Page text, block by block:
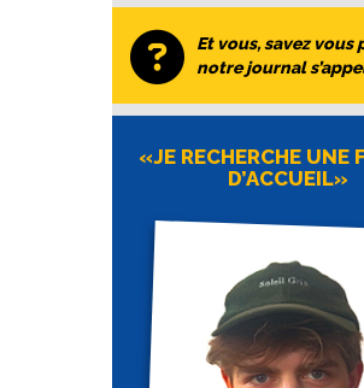
Et vous, savez vous
notre journal
«JE RECHERCHE UNE
D’ACCUEIL»